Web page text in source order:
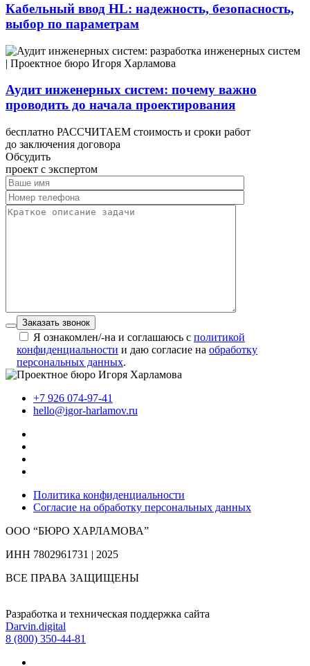
Кабельный ввод HL: надежность, безопасность,
выбор по параметрам
Аудит инженерных систем: почему важно
проводить до начала проектирования
бесплатно РАССЧИТАЕМ стоимость и сроки работ
до заключения договора
Обсудить
проект с экспертом
Заказать звонок
Я ознакомлен/-на и соглашаюсь с политикой
конфиденциальности и даю согласие на обработку
персональных данных.
+7 926 074-97-41
hello@igor-harlamov.ru
Политика конфиденциальности
Согласие на обработку персональных данных
ООО “БЮРО ХАРЛАМОВА”
ИНН 7802961731 | 2025
ВСЕ ПРАВА ЗАЩИЩЕНЫ
Разработка и техническая поддержка сайта
Darvin.digital
8 (800) 350-44-81